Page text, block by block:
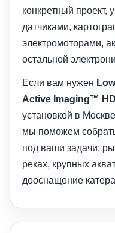
конкретный проект,
датчиками,
электромоторами,
остальной
Если вам нужен
Active Imaging™ HD
установкой в
мы поможем
под ваши задачи:
реках, крупных
дооснащение